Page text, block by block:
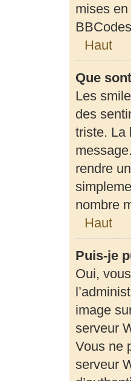
mises
Haut
Que
Les
des
triste. La
rendre
nombre
Haut
Puis-je
Oui,
image
serveur
Vous ne
serveur